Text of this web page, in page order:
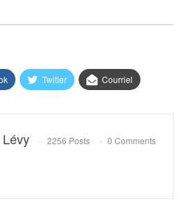
Twitter Courriel
2256 Posts 0 Comments